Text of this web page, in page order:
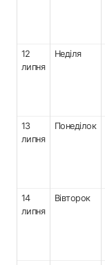
12
липня
Неділя
13
липня
Понеділок
14
липня
Вівторок